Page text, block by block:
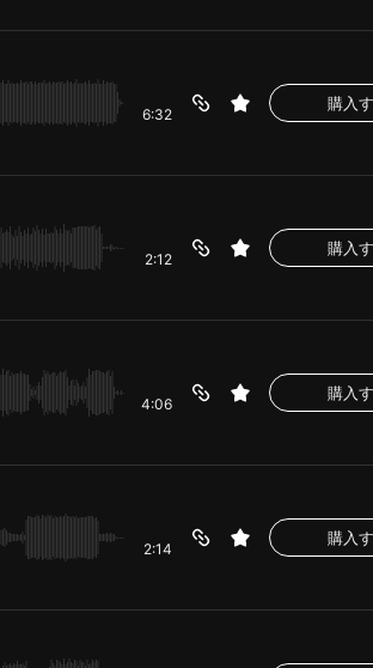
6:32
購入
2:12
購入
4:06
購入
2:14
購入